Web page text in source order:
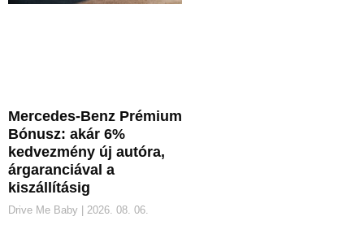
Mercedes-Benz Prémium
Bónusz: akár 6%
kedvezmény új autóra,
árgaranciával a
kiszállításig
Drive Me Baby 2026. 08. 06.